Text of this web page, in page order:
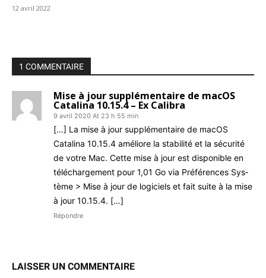
12 avril 2022
1 COMMENTAIRE
Mise à jour supplémentaire de macOS
Catalina 10.15.4 – Ex Calibra
9 avril 2020 At 23 h 55 min
[…] La mise à jour sup­plé­men­taire de macOS
Catali­na 10.15.4 améliore la sta­bil­ité et la sécu­rité
de votre Mac. Cette mise à jour est disponible en
télécharge­ment pour 1,01 Go via Préférences Sys­
tème > Mise à jour de logi­ciels et fait suite à la mise
à jour 10.15.4. […]
Répondre
LAISSER UN COMMENTAIRE